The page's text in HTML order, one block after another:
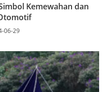
Kemewahan dan
06-29